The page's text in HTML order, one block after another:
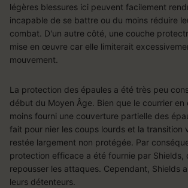
légères blessures ici peuvent facilement
incapable de se battre ou du moins réduire
combat. D'un autre côté, une couche
mise en œuvre car elle limiterait
mouvement.
La protection des épaules a été très peu
début du Moyen Âge. Bien que le courrier en
moins fourni une couverture partielle des
fait pour nier les coups lourds et la transition
restée largement non protégée. Par
protection efficace a été fournie par Shields,
repousser les attaques. Cependant, Shields
leurs détenteurs.